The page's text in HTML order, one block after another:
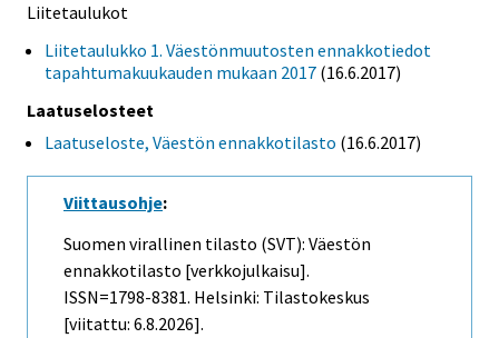
Liitetaulukot
Liitetaulukko 1. Väestönmuutosten ennakkotiedot
tapahtumakuukauden mukaan 2017 (16.6.2017)
Laatuselosteet
Laatuseloste, Väestön ennakkotilasto (16.6.2017)
Viittausohje:
Suomen virallinen tilasto (SVT): Väestön
ennakkotilasto [verkkojulkaisu].
ISSN=1798-8381. Helsinki: Tilastokeskus
[viitattu: 6.8.2026].